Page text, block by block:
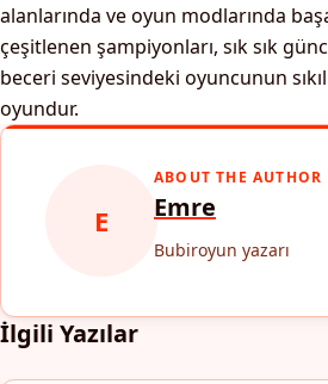
alanlarında ve oyun modlarında
çeşitlenen şampiyonları, sık sık
beceri seviyesindeki oyuncunun
oyundur.
E
ABOUT THE AUTHOR
Emre
Bubiroyun yazarı
İlgili Yazılar